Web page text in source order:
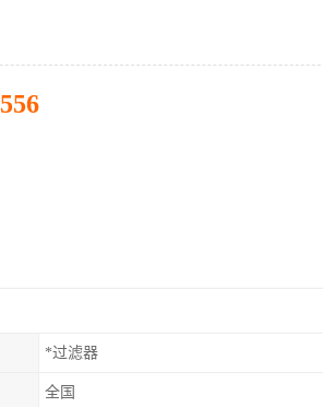
*过滤器
全国